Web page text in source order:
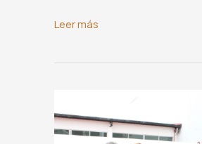
Firma
Oaxaca
Leer más